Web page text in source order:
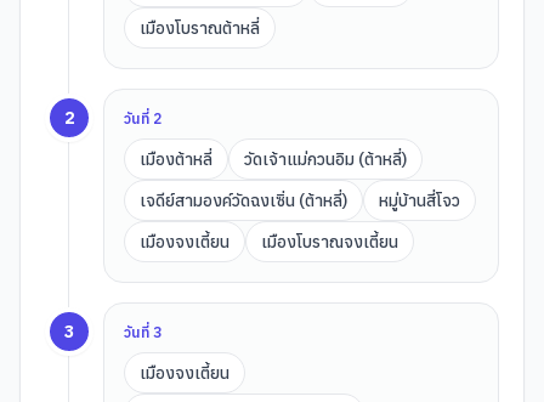
เมืองโบราณต้าหลี่
2 วันที่ 2
เมืองต้าหลี่
วัดเจ้าแม่กวนอิม (ต้าหลี่)
เจดีย์สามองค์วัดฉงเซิ่น (ต้าหลี่)
หมู่บ้านสี่โจว
เมืองจงเตี้ยน
เมืองโบราณจงเตี้ยน
3 วันที่3
เมืองจงเตี้ยน